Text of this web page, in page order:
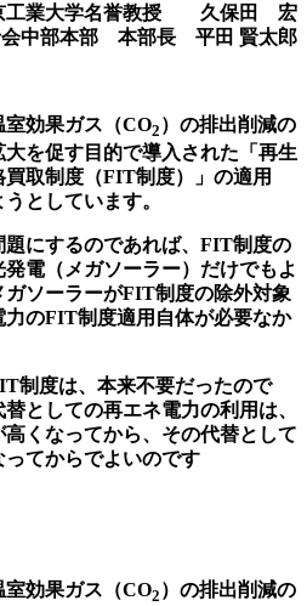
工業大学名誉教授 久保田 宏
会中部本部 本部長 平田 賢太郎
効果ガス（CO2 ）の排出削減の
を促す目的で導入された「再生
取制度（FIT制度）」の適用
としています。
にするのであれば、FIT制度の
電（メガソーラー）だけでもよ
ソーラーがFIT制度の除外対象
のFIT制度適用自体が必要なか
度は、本来不要だったので
としての再エネ電力の利用は、
くなってから、その代替として
てからでよいのです
効果ガス（CO2 ）の排出削減の